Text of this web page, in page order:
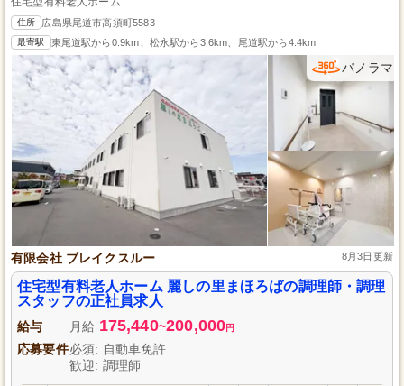
住所 広島県尾道市高須町5583
最寄駅 東尾道駅から0.9km、松永駅から3.6km、尾道駅から4.4km
パノラマ
有限会社 ブレイクスルー 8月3日更新
住宅型有料老人ホーム 麗しの里まほろばの調理師・調理
スタッフの正社員求人
給与 月給 175,440~200,000円
応募要件必須: 自動車免許
歓迎: 調理師